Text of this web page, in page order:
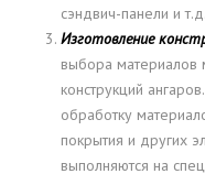
сэндвич-панели и т.д.
Изготовление
выбора материалов
конструкций
обработку
покрытия и других
выполняются на